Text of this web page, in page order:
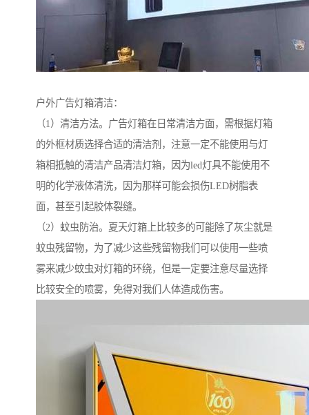
户外广告灯箱清洁：
（1）清洁方法。广告灯箱在日常清洁方面，需根据灯箱
的外框材质选择合适的清洁剂，注意一定不能使用与灯
箱相抵触的清洁产品清洁灯箱，因为led灯具不能使用不
明的化学液体清洗，因为那样可能会损伤LED树脂表
面，甚至引起胶体裂缝。
（2）蚊虫防治。夏天灯箱上比较多的可能除了灰尘就是
蚊虫残留物，为了减少这些残留物我们可以使用一些喷
雾来减少蚊虫对灯箱的环绕，但是一定要注意尽量选择
比较安全的喷雾，免得对我们人体造成伤害。